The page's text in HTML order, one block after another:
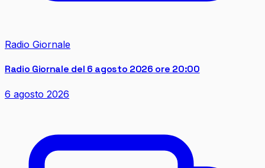
Radio Giornale
Radio Giornale del 6 agosto 2026 ore 20:00
6 agosto 2026